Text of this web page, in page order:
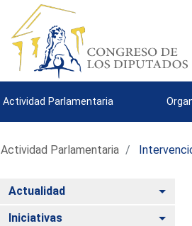
Actividad Parlamentaria
Actividad Parlamentaria
Actualidad
Iniciativas